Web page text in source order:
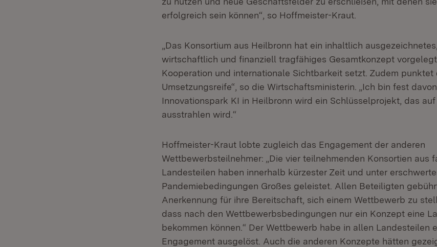
erfolgreich sein können“, so Hoffmeister-Kraut.
„Das Konsortium aus Heilbronn hat ein inhaltlich
wirtschaftlich und finanziell tragfähiges Gesamtkonzept
Kooperation und internationale Sichtbarkeit setzt. Zudem punktet
Umsetzungsreife“, so die Wirtschaftsministerin. „Ich bin fest
Innovationspark KI in Heilbronn wird ein Schlüsselprojekt, das
ausstrahlen wird.“
Hoffmeister-Kraut lobte zugleich das Engagement der anderen
Wettbewerbsteilnehmer: „Die vier teilnehmenden Konsortien aus
Landesteilen haben innerhalb kürzester Zeit und unter
Pandemiebedingungen Großes geleistet. Allen Beteiligten
Anerkennung für ihre Bereitschaft, sich einem Wettbewerb zu
dass nach den Wettbewerbsbedingungen nur ein Konzept eine
bekommen können.“ Der Wettbewerb habe in allen Landesteilen
Engagement ausgelöst. Auch die anderen Konzepte hätten